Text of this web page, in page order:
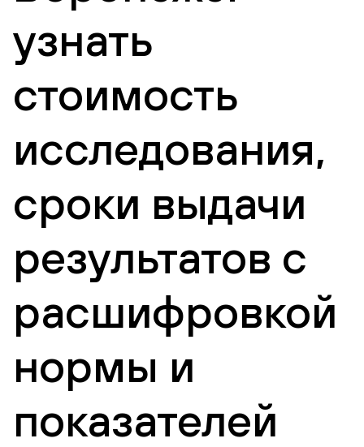
узнать
стоимость
исследования,
сроки выдачи
результатов с
расшифровкой
нормы и
показателей